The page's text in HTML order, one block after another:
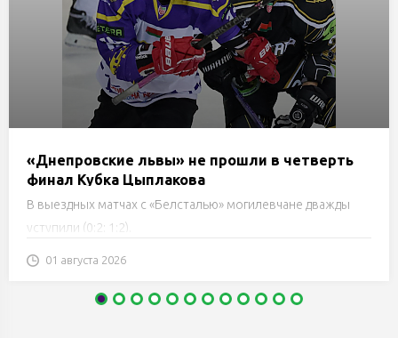
«Днепровские львы» не прошли в четверть
финал Кубка Цыплакова
В выездных матчах с «Белсталью» могилевчане дважды
уступили (0:2; 1:2).
01 августа 2026